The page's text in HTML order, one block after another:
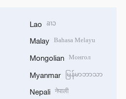
Lao ລາວ
Malay Bahasa Melayu
Mongolian Монгол
Myanmar မြန်မာဘာသာ
Nepali नेपाली